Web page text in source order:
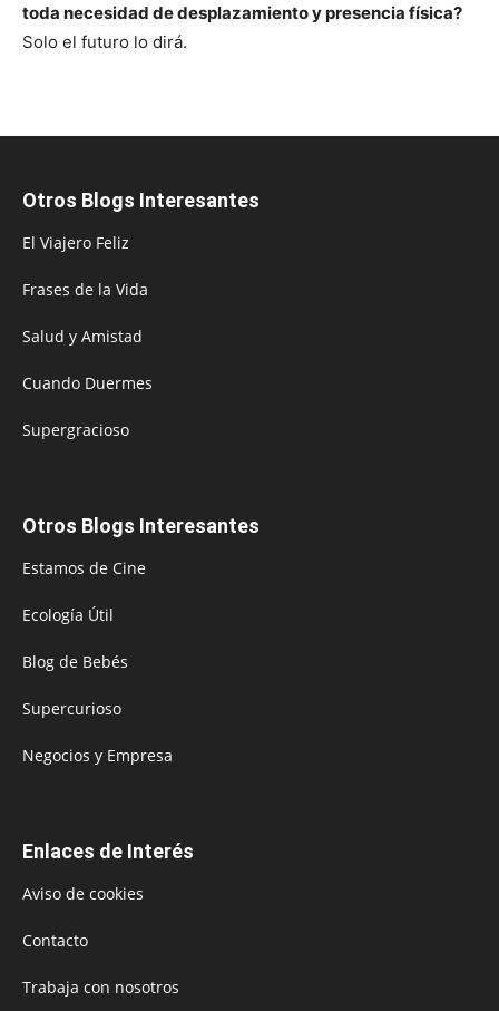
toda necesidad de desplazamiento y presencia física?
Solo el futuro lo dirá.
Otros Blogs Interesantes
El Viajero Feliz
Frases de la Vida
Salud y Amistad
Cuando Duermes
Supergracioso
Otros Blogs Interesantes
Estamos de Cine
Ecología Útil
Blog de Bebés
Supercurioso
Negocios y Empresa
Enlaces de Interés
Aviso de cookies
Contacto
Trabaja con nosotros